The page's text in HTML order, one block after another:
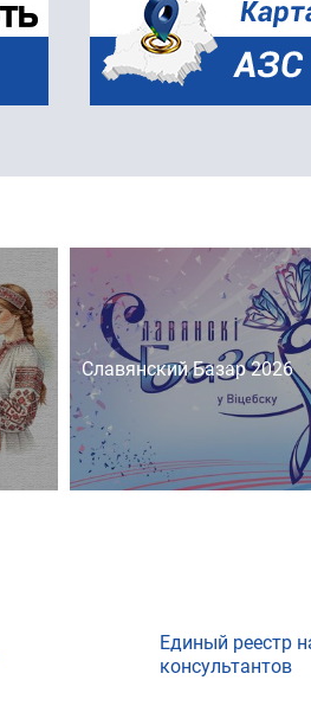
Славянский Базар 2026
Единый реестр
консультантов